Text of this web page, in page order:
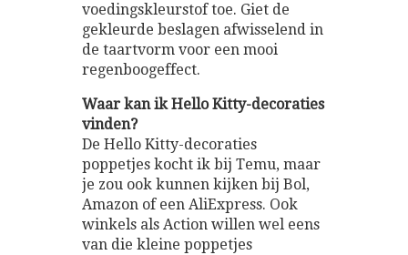
voedingskleurstof toe. Giet de
gekleurde beslagen afwisselend in
de taartvorm voor een mooi
regenboogeffect.
Waar kan ik Hello Kitty-decoraties
vinden?
De Hello Kitty-decoraties
poppetjes kocht ik bij Temu, maar
je zou ook kunnen kijken bij Bol,
Amazon of een AliExpress. Ook
winkels als Action willen wel eens
van die kleine poppetjes